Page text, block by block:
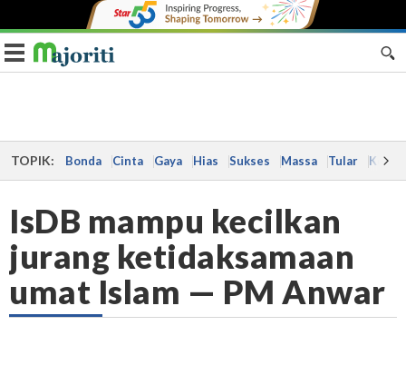
Toggle navigation
TOPIK: Bonda Cinta Gaya Hias Sukses Massa Tular Kes
IsDB mampu kecilkan
jurang ketidaksamaan
umat Islam — PM Anwar